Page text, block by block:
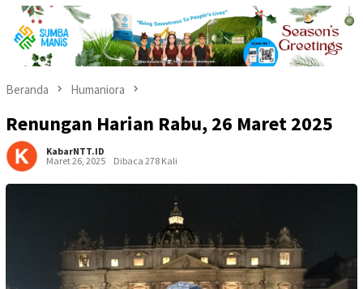
Beranda Humaniora
Renungan Harian Rabu, 26 Maret 2025
KabarNTT.ID
Maret 26, 2025
Dibaca 278 Kali